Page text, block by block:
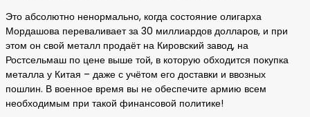
Это абсолютно ненормально, когда состояние олигарха
Мордашова переваливает за 30 миллиардов долларов, и при
этом он свой металл продаёт на Кировский завод, на
Ростсельмаш по цене выше той, в которую обходится покупка
металла у Китая – даже с учётом его доставки и ввозных
пошлин. В военное время вы не обеспечите армию всем
необходимым при такой финансовой политике!